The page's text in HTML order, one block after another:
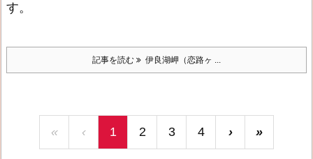
す。
記事を読む 伊良湖岬（恋路ヶ ...
« ‹ 1 2 3 4 › »